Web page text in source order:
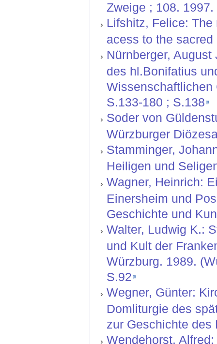
Zweige ; 108. 1997.
Lifshitz, Felice:
acess to the
Nürnberger,
des hl.Bonifatius
Wissenschaftlichen
S.133-180 ; S.138
Soder von
Würzburger
Stamminger,
Heiligen und
Wagner, Heinrich:
Einersheim und
Geschichte und
Walter, Ludwig K.:
und Kult der
Würzburg. 1989.
S.92
Wegner, Günter:
Domliturgie des
zur Geschichte des
Wendehorst,